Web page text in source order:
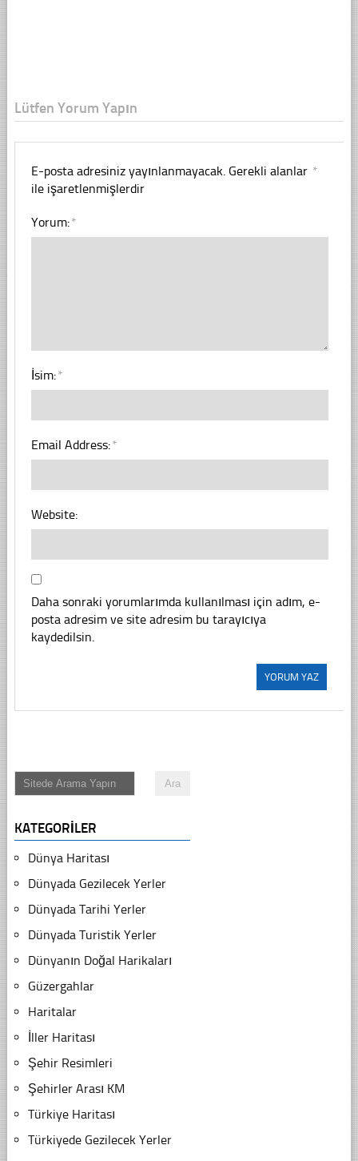
Lütfen Yorum Yapın
E-posta adresiniz yayınlanmayacak. Gerekli alanlar *
ile işaretlenmişlerdir
Yorum:*
İsim:*
Email Address:*
Website:
Daha sonraki yorumlarımda kullanılması için adım, e-
posta adresim ve site adresim bu tarayıcıya
kaydedilsin.
KATEGORILER
Dünya Haritası
Dünyada Gezilecek Yerler
Dünyada Tarihi Yerler
Dünyada Turistik Yerler
Dünyanın Doğal Harikaları
Güzergahlar
Haritalar
İller Haritası
Şehir Resimleri
Şehirler Arası KM
Türkiye Haritası
Türkiyede Gezilecek Yerler